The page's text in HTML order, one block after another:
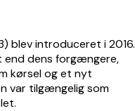
blev introduceret i 2016.
end dens forgængere,
kørsel og et nyt
var tilgængelig som